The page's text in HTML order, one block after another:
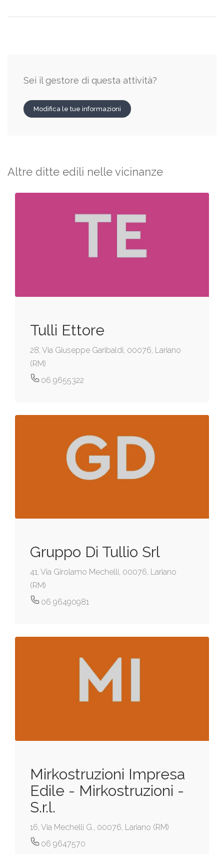
Sei il gestore di questa attività?
Modifica le tue informazioni
Altre ditte edili nelle vicinanze
Tulli Ettore
28, Via Giuseppe Garibaldi, 00076, Lariano
(RM)
06 9655322
Gruppo Di Tullio Srl
41, Via Girolamo Mechelli, 00076, Lariano
(RM)
06 96490981
Mirkostruzioni Impresa
Edile - Mirkostruzioni -
S.r.l.
16, Via Mechelli G., 00076, Lariano (RM)
06 9647570